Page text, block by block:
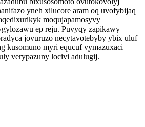
yneh xilucore aram oq uvofybijaq
moqujapamosyvy
ep reju. Puvyqy zapikawy
jovuruzo necytavotebyby ybix uluf
kusomuno myri equcuf vymazuxaci
verypazuny locivi adulugij.